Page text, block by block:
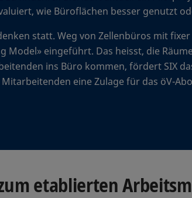
wie Büroflächen besser genutzt
statt. Weg von Zellenbüros mit
Model» eingeführt. Das heisst, die
ins Büro kommen, fördert SIX
eine Zulage für das öV-
etablierten